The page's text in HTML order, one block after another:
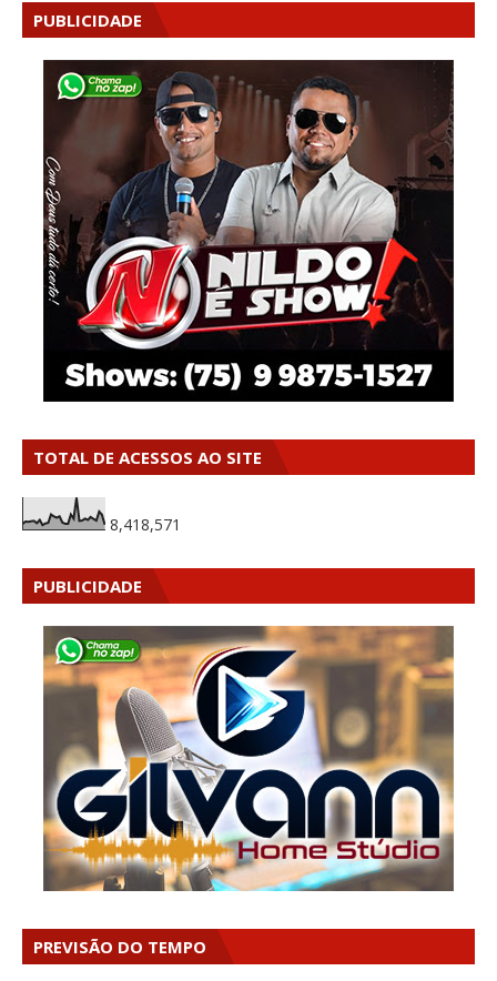
PUBLICIDADE
TOTAL DE ACESSOS AO SITE
8,418,571
PUBLICIDADE
PREVISÃO DO TEMPO